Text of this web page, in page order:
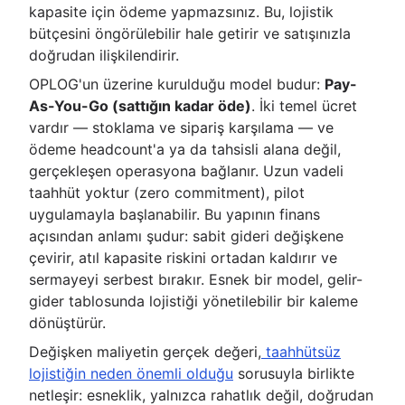
kapasite için ödeme yapmazsınız. Bu, lojistik
bütçesini öngörülebilir hale getirir ve satışınızla
doğrudan ilişkilendirir.
OPLOG'un üzerine kurulduğu model budur: Pay-
As-You-Go (sattığın kadar öde). İki temel ücret
vardır — stoklama ve sipariş karşılama — ve
ödeme headcount'a ya da tahsisli alana değil,
gerçekleşen operasyona bağlanır. Uzun vadeli
taahhüt yoktur (zero commitment), pilot
uygulamayla başlanabilir. Bu yapının finans
açısından anlamı şudur: sabit gideri değişkene
çevirir, atıl kapasite riskini ortadan kaldırır ve
sermayeyi serbest bırakır. Esnek bir model, gelir-
gider tablosunda lojistiği yönetilebilir bir kaleme
dönüştürür.
Değişken maliyetin gerçek değeri, taahhütsüz
lojistiğin neden önemli olduğu sorusuyla birlikte
netleşir: esneklik, yalnızca rahatlık değil, doğrudan